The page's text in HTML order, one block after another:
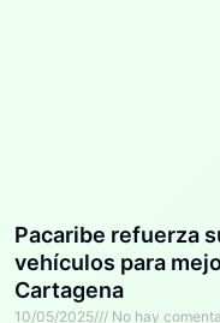
Pacaribe refuerza
vehículos para
Cartagena
10/05/2025 No hay